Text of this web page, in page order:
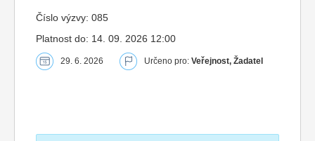
Číslo výzvy: 085
Platnost do: 14. 09. 2026 12:00
29. 6. 2026 Určeno pro: Veřejnost, Žadatel